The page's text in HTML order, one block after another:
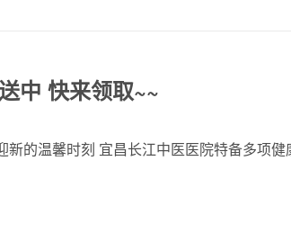
中 快来领取~~
新的温馨时刻 宜昌长江中医医院特备多项